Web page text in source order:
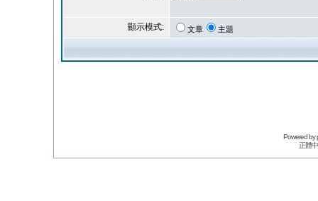
顯示模式: 文章 主題
Powered by
正體